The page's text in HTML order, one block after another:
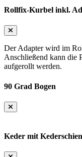
Rollfix-Kurbel inkl.
Der Adapter wird im
Anschließend kann die
aufgerollt werden.
90 Grad Bogen
Keder mit